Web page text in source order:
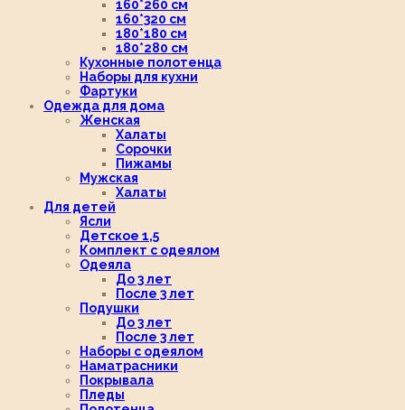
160*260 см
160*320 см
180*180 см
180*280 см
Кухонные полотенца
Наборы для кухни
Фартуки
Одежда для дома
Женская
Халаты
Сорочки
Пижамы
Мужская
Халаты
Для детей
Ясли
Детское 1,5
Комплект с одеялом
Одеяла
До 3 лет
После 3 лет
Подушки
До 3 лет
После 3 лет
Наборы с одеялом
Наматрасники
Покрывала
Пледы